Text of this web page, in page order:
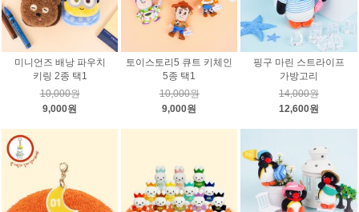
미니언즈 배낭 파우치
키링 2종 택1
10,000원
9,000원
토이스토리5 큐트 키체인
5종 택1
10,000원
9,000원
핑구 마린 스트라이프
가방고리
14,000원
12,600원